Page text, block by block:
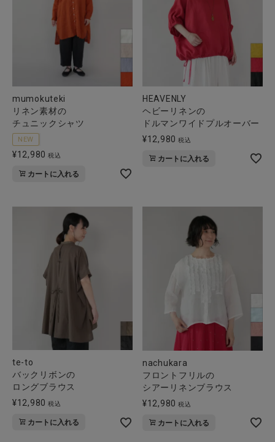
mumokuteki
リネン素材の
チュニックシャツ
NEW
¥12,980 税込
カートに入れる
HEAVENLY
ヘビーリネンの
ドルマンワイドプルオーバー
¥12,980 税込
カートに入れる
te-to
バックリボンの
ロングブラウス
¥12,980 税込
カートに入れる
nachukara
フロントフリルの
シアーリネンブラウス
¥12,980 税込
カートに入れる